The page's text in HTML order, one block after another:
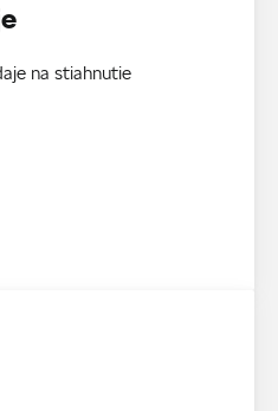
na stiahnutie